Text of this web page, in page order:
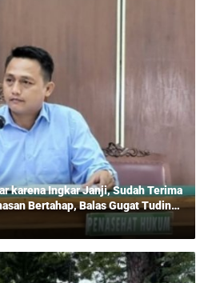
karena Ingkar Janji, Sudah Terima
Bertahap, Balas Gugat Tuding